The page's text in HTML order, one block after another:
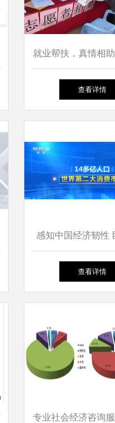
就业帮扶，真情相
社工开展残疾人就
查看详情
感知中国经济韧性
与社会经济咨询服
查看详情
专业社会经济咨询